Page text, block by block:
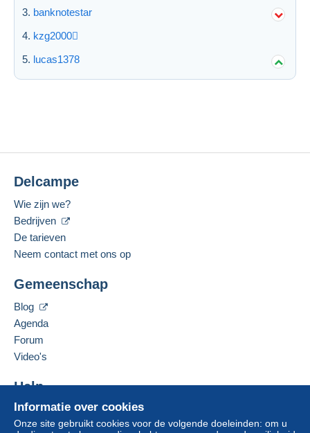
banknotestar
kzg2000
lucas1378
Informatie over cookies
Onze site gebruikt cookies voor de volgende doeleinden: om u
Delcampe
Wie zijn we?
Bedrijven
De tarieven
Neem contact met ons op
Gemeenschap
Blog
Agenda
Forum
Video's
Help
Hulpcentrum
Kopen op Delcampe